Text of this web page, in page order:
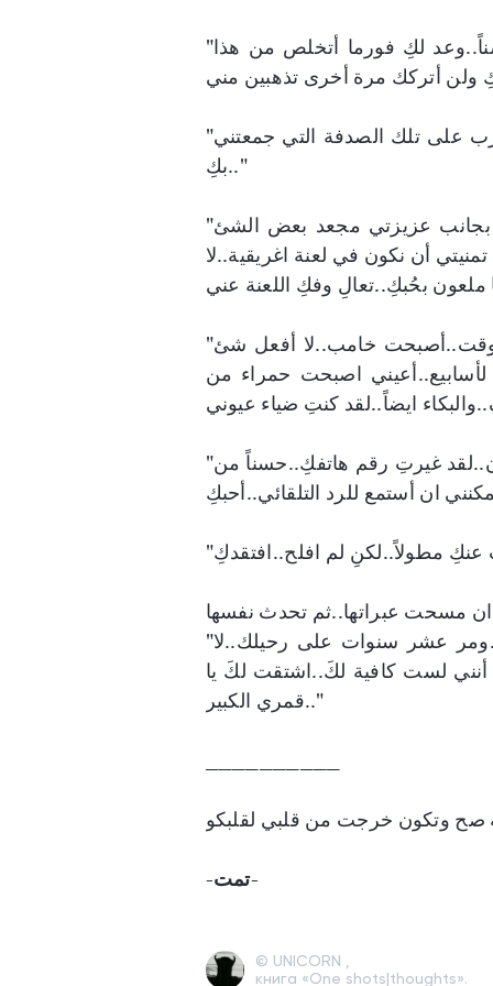
"اليوم السابع والعشرين..أشعر بالبرد أثناء أخذ العلاج..حسناً..وعد لكِ فورما أتخلص من هذا
"اليوم التاسع..تعلمين أنني لا أصدق الصدف..لكنِ أشكر الرب على تلك الصدفة التي جمعتني
بكِ.."
"اليوم الثالث عشر عزيزتي..أوه اعذريني..ستجدين الجزء بجانب عزيزتي مجعد بعض الشئ
أن نكون في لعنة اغريقية..لا
"اليوم الواحد والعشرين..أصبحت أشعر بالصداع معظم الوقت..أصبحت خامب..لا أفعل شئ
اصبحت حمراء من
"عزيزتي..يومي السادس بدونكِ..لقد علمت قيمتكِ جيدا الأن..لقد غيرتِ رقم هاتفكِ..حسناً من
"اليوم قد مر عشر سنوات ويومان على رسالتك الأخيرة..ومر عشر سنوات على رحيلك..لا
لست كافية لكَ..اشتقت لكَ يا
قمري الكبير.."
-تمت-
© UNICORN ,
книга «One shots|thoughts».